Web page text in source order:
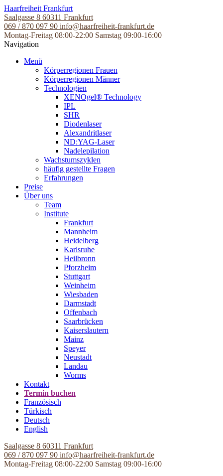
Skip
to
the
content
Haarfreiheit Frankfurt
Saalgasse 8 60311 Frankfurt
069 / 870 097 90 info@haarfreiheit-frankfurt.de
Montag-Freitag 08:00-22:00 Samstag 09:00-16:00
Navigation
Menü
Körperregionen Frauen
Körperregionen Männer
Technologien
XENOgel® Technology
IPL
SHR
Diodenlaser
Alexandritlaser
ND:YAG-Laser
Nadelepilation
Wachstumszyklen
häufig gestellte Fragen
Erfahrungen
Preise
Über uns
Team
Institute
Frankfurt
Mannheim
Heidelberg
Karlsruhe
Heilbronn
Pforzheim
Stuttgart
Weinheim
Wiesbaden
Darmstadt
Offenbach
Saarbrücken
Kaiserslautern
Mainz
Speyer
Neustadt
Landau
Worms
Kontakt
Termin buchen
Französisch
Türkisch
Deutsch
English
Saalgasse 8 60311 Frankfurt
069 / 870 097 90 info@haarfreiheit-frankfurt.de
Montag-Freitag 08:00-22:00 Samstag 09:00-16:00